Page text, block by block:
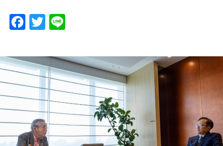
F
a
c
e
b
o
o
k
T
w
itt
er
e